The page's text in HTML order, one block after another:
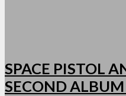
SPACE PISTOL
SECOND